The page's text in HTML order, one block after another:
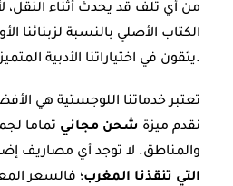
من أي تلف قد يحدث أثناء النقل،
الكتاب الأصلي بالنسبة لزبنائنا
يثقون في اختياراتنا الأدبية المتميزة والحصرية.
تعتبر خدماتنا اللوجستية هي
نقدم ميزة شحن مجاني تماما
والمناطق. لا توجد أي مصاريف
التي تنقذنا المغرب؛ فالسعر